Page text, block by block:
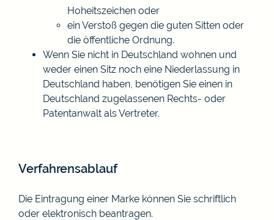
Hoheitszeichen oder
ein Verstoß gegen die guten Sitten oder
die öffentliche Ordnung.
Wenn Sie nicht in Deutschland wohnen und
weder einen Sitz noch eine Niederlassung in
Deutschland haben, benötigen Sie einen in
Deutschland zugelassenen Rechts- oder
Patentanwalt als Vertreter.
Verfahrensablauf
Die Eintragung einer Marke können Sie schriftlich
oder elektronisch beantragen.